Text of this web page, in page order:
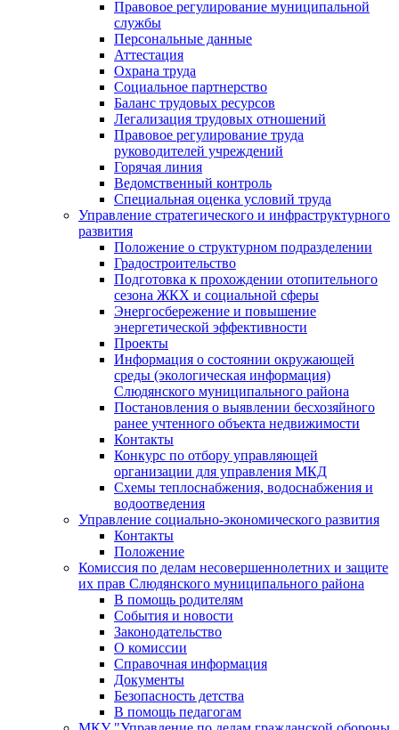
Правовое регулирование муниципальной
службы
Персональные данные
Аттестация
Охрана труда
Социальное партнерство
Баланс трудовых ресурсов
Легализация трудовых отношений
Правовое регулирование труда
руководителей учреждений
Горячая линия
Ведомственный контроль
Специальная оценка условий труда
Управление стратегического и инфраструктурного
развития
Положение о структурном подразделении
Градостроительство
Подготовка к прохождении отопительного
сезона ЖКХ и социальной сферы
Энергосбережение и повышение
энергетической эффективности
Проекты
Информация о состоянии окружающей
среды (экологическая информация)
Слюдянского муниципального района
Постановления о выявлении бесхозяйного
ранее учтенного объекта недвижимости
Контакты
Конкурс по отбору управляющей
организации для управления МКД
Схемы теплоснабжения, водоснабжения и
водоотведения
Управление социально-экономического развития
Контакты
Положение
Комиссия по делам несовершеннолетних и защите
их прав Слюдянского муниципального района
В помощь родителям
События и новости
Законодательство
О комиссии
Справочная информация
Документы
Безопасность детства
В помощь педагогам